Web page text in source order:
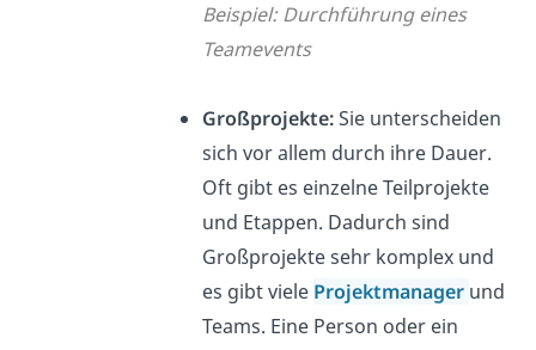
Beispiel: Durchführung eines
Teamevents
Großprojekte:Sie unterscheiden
sich vor allem durch ihre Dauer.
Oft gibt es einzelne Teilprojekte
und Etappen. Dadurch sind
Großprojekte sehr komplex und
es gibt viele Projektmanager und
Teams. Eine Person oder ein